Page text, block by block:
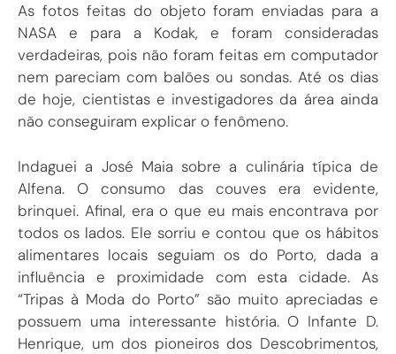
As fotos feitas do objeto foram enviadas para a
NASA e para a Kodak, e foram consideradas
verdadeiras, pois não foram feitas em computador
nem pareciam com balões ou sondas. Até os dias
de hoje, cientistas e investigadores da área ainda
não conseguiram explicar o fenômeno.
Indaguei a José Maia sobre a culinária típica de
Alfena. O consumo das couves era evidente,
brinquei. Afinal, era o que eu mais encontrava por
todos os lados. Ele sorriu e contou que os hábitos
alimentares locais seguiam os do Porto, dada a
influência e proximidade com esta cidade. As
“Tripas à Moda do Porto” são muito apreciadas e
possuem uma interessante história. O Infante D.
Henrique, um dos pioneiros dos Descobrimentos,